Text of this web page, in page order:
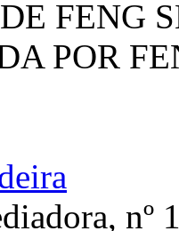
FENG
POR
nº